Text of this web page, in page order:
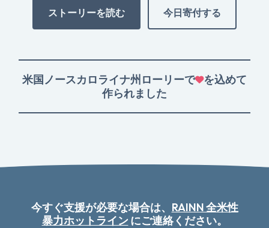
ストーリーを読む 今日寄付する
米国ノースカロライナ州ローリーで
を込めて
作られました
今すぐ支援が必要な場合は、 RAINN 全米性
暴力ホットライン にご連絡ください。